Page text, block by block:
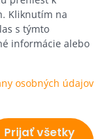
Kliknutím na
s týmto
informácie alebo
osobných údajov
Prijať všetky